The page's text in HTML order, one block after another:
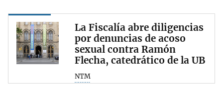
La Fiscalía abre diligencias
por denuncias de acoso
sexual contra Ramón
Flecha, catedrático de la UB
NTM